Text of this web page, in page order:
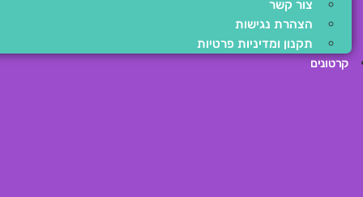
צור קשר
הצהרת נגישות
תקנון ומדיניות פרטיות
קרטונים